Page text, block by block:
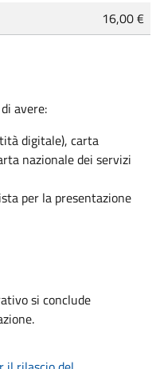
16,00 €
avere:
digitale), carta
nazionale dei servizi
per la presentazione
si conclude